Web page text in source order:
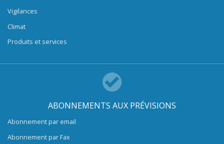
Vigilances
Climat
Produits et services
ABONNEMENTS AUX PRÉVISIONS
Abonnement par email
Abonnement par Fax